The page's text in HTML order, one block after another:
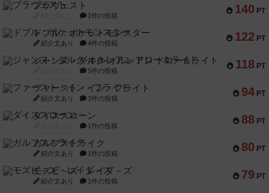
140 PT
ブラヴェスト
1件の投稿
122 PT
ドブル：ポケットモンスター
紹介文あり 4件の投稿
118 PT
ジャンヌ・ダルク-オルレアン ドロー＆ライト
5件の投稿
94 PT
ファースト・イン・フライト
紹介文あり 3件の投稿
88 PT
ダイススローン
1件の投稿
80 PT
ガルフストライク
紹介文あり 1件の投稿
79 PT
モズビ－ズ・レイダ－ズ
紹介文あり 1件の投稿